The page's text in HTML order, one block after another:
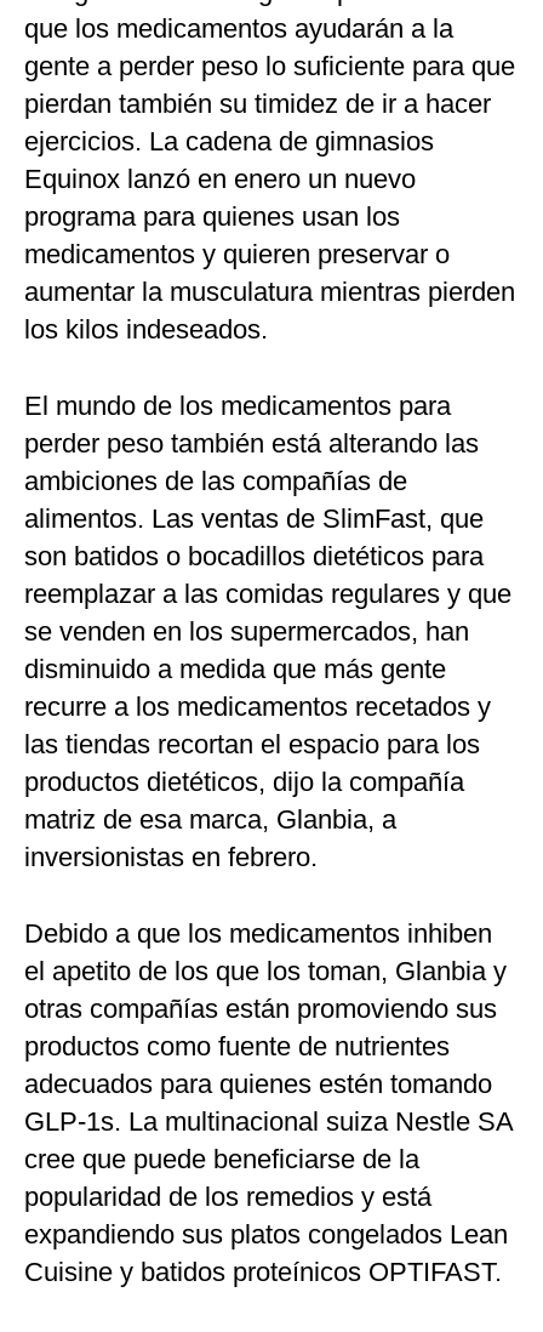
que los medicamentos ayudarán a la
gente a perder peso lo suficiente para que
pierdan también su timidez de ir a hacer
ejercicios. La cadena de gimnasios
Equinox lanzó en enero un nuevo
programa para quienes usan los
medicamentos y quieren preservar o
aumentar la musculatura mientras pierden
los kilos indeseados.
El mundo de los medicamentos para
perder peso también está alterando las
ambiciones de las compañías de
alimentos. Las ventas de SlimFast, que
son batidos o bocadillos dietéticos para
reemplazar a las comidas regulares y que
se venden en los supermercados, han
disminuido a medida que más gente
recurre a los medicamentos recetados y
las tiendas recortan el espacio para los
productos dietéticos, dijo la compañía
matriz de esa marca, Glanbia, a
inversionistas en febrero.
Debido a que los medicamentos inhiben
el apetito de los que los toman, Glanbia y
otras compañías están promoviendo sus
productos como fuente de nutrientes
adecuados para quienes estén tomando
GLP-1s. La multinacional suiza Nestle SA
cree que puede beneficiarse de la
popularidad de los remedios y está
expandiendo sus platos congelados Lean
Cuisine y batidos proteínicos OPTIFAST.